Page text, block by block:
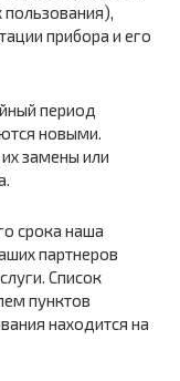
пользования),
прибора и его
период
новыми.
замены или
срока наша
партнеров
Список
пунктов
находится на